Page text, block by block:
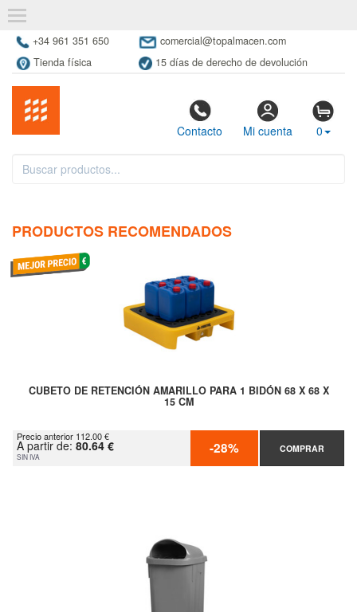
+34 961 351 650
comercial@topalmacen.com
Tienda física
15 días de derecho de devolución
Contacto Mi cuenta 0
PRODUCTOS RECOMENDADOS
CUBETO DE RETENCIÓN AMARILLO PARA 1 BIDÓN 68 X 68 X
15 CM
Precio anterior 112.00 €
A partir de: 80.64 €
SIN IVA -28% COMPRAR